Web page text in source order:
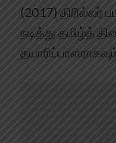
(2017) திரில்லர்
நடித்து தமிழ்த்